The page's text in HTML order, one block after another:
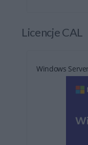
Licencje CAL
Windows